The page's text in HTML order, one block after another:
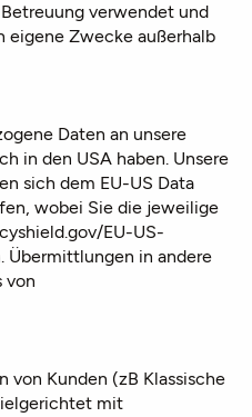
verwendet und
eigene Zwecke außerhalb
Daten an unsere
in den USA haben. Unsere
sich dem EU-US Data
wobei Sie die jeweilige
EU-US-
Übermittlungen in andere
von
von Kunden (zB Klassische
mit